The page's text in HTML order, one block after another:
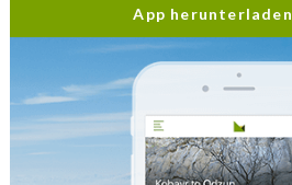
App herunterladen